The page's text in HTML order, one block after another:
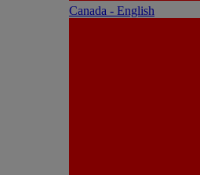
Canada - English